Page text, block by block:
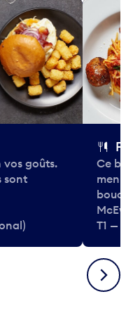
vos goûts.
sont
Ce
menu
T1 —
Suivant